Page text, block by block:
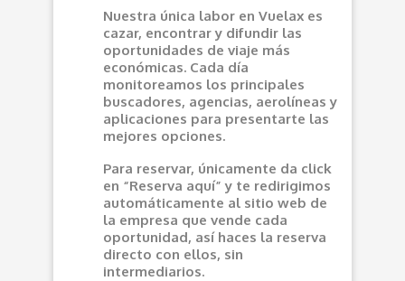
Nuestra única labor en Vuelax es
cazar, encontrar y difundir las
oportunidades de viaje más
económicas. Cada día
monitoreamos los principales
buscadores, agencias, aerolíneas y
aplicaciones para presentarte las
mejores opciones.
Para reservar, únicamente da click
en “Reserva aquí” y te redirigimos
automáticamente al sitio web de
la empresa que vende cada
oportunidad, así haces la reserva
directo con ellos, sin
intermediarios.